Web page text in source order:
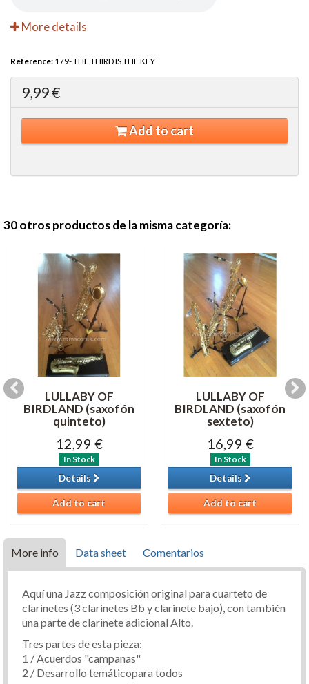
More details
Reference: 179- THE THIRD IS THE KEY
9,99 €
Add to cart
30 otros productos de la misma categoría:
LULLABY OF
BIRDLAND (saxofón
quinteto)
12,99 €
In Stock
Details
Add to cart
LULLABY OF
BIRDLAND (saxofón
sexteto)
16,99 €
In Stock
Details
Add to cart
More info Data sheet Comentarios
Aquí una Jazz composición original para cuarteto de
clarinetes (3 clarinetes Bb y clarinete bajo), con también
una parte de clarinete adicional Alto.
Tres partes de esta pieza:
1 / Acuerdos "campanas"
2 / Desarrollo temáticopara todos